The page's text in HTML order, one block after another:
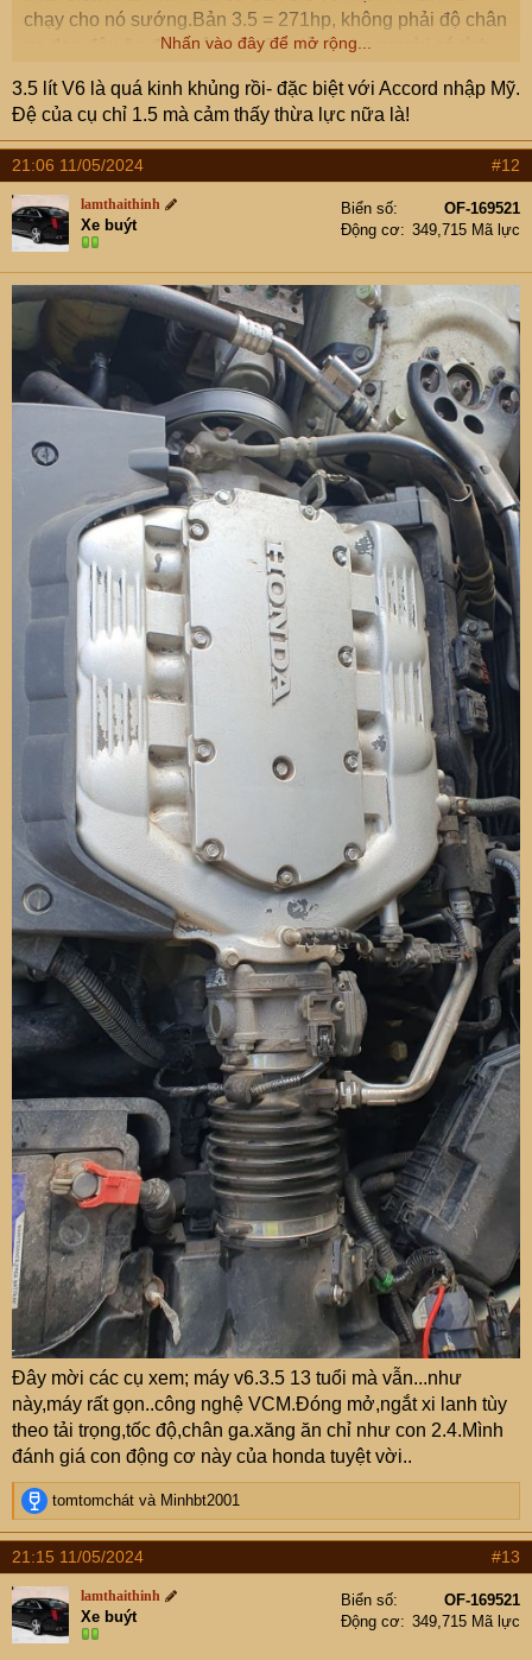
chạy cho nó sướng.Bản 3.5 = 271hp, không phải độ chân
ga,đạp đâu ăn đấy luôn.bản 2.0 dành cho người có tính
Nhấn vào đây để mở rộng...
3.5 lít V6 là quá kinh khủng rồi- đặc biệt với Accord nhập Mỹ.
Đệ của cụ chỉ 1.5 mà cảm thấy thừa lực nữa là!
21:06 11/05/2024 #12
lamthaithinh
Xe buýt
Biển số
OF-169521
Động cơ
349,715 Mã lực
Đây mời các cụ xem; máy v6.3.5 13 tuổi mà vẫn...như
này,máy rất gọn..công nghệ VCM.Đóng mở,ngắt xi lanh tùy
theo tải trọng,tốc độ,chân ga.xăng ăn chỉ như con 2.4.Mình
đánh giá con động cơ này của honda tuyệt vời..
R
e
a
c
t
i
o
n
tomtomchát và Minhbt2001
21:15 11/05/2024 #13
lamthaithinh
Xe buýt
Biển số
OF-169521
Động cơ
349,715 Mã lực